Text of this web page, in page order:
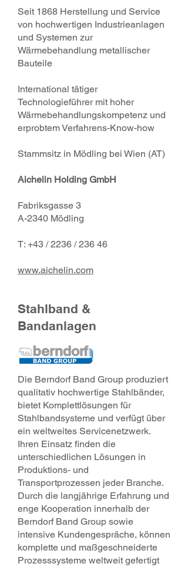
Seit 1868 Herstellung und Service
von hochwertigen Industrieanlagen
und Systemen zur
Wärmebehandlung metallischer
Bauteile
International tätiger
Technologieführer mit hoher
Wärmebehandlungskompetenz und
erprobtem Verfahrens-Know-how
Stammsitz in Mödling bei Wien (AT)
Aichelin Holding GmbH
Fabriksgasse 3
A-2340 Mödling
T: +43 / 2236 / 236 46
www.aichelin.com
Stahlband &
Bandanlagen
Die Berndorf Band Group produziert
qualitativ hochwertige Stahlbänder,
bietet Komplettlösungen für
Stahlbandsysteme und verfügt über
ein weltweites Servicenetzwerk.
Ihren Einsatz finden die
unterschiedlichen Lösungen in
Produktions- und
Transportprozessen jeder Branche.
Durch die langjährige Erfahrung und
enge Kooperation innerhalb der
Berndorf Band Group sowie
intensive Kundengespräche, können
komplette und maßgeschneiderte
Prozesssysteme weltweit gefertigt